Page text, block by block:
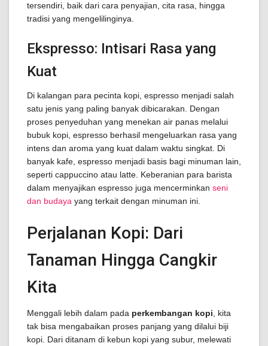
tersendiri, baik dari cara penyajian, cita rasa, hingga
tradisi yang mengelilinginya.
Ekspresso: Intisari Rasa yang
Kuat
Di kalangan para pecinta kopi, espresso menjadi salah
satu jenis yang paling banyak dibicarakan. Dengan
proses penyeduhan yang menekan air panas melalui
bubuk kopi, espresso berhasil mengeluarkan rasa yang
intens dan aroma yang kuat dalam waktu singkat. Di
banyak kafe, espresso menjadi basis bagi minuman lain,
seperti cappuccino atau latte. Keberanian para barista
dalam menyajikan espresso juga mencerminkan seni
dan budaya yang terkait dengan minuman ini.
Perjalanan Kopi: Dari
Tanaman Hingga Cangkir
Kita
Menggali lebih dalam pada perkembangan kopi , kita
tak bisa mengabaikan proses panjang yang dilalui biji
kopi. Dari ditanam di kebun kopi yang subur, melewati